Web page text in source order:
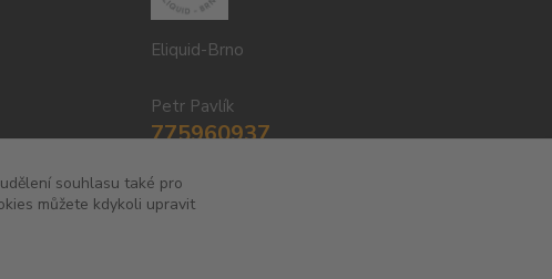
Eliquid-Brno
Petr Pavlík
775960937
info@eliquid-brno.cz
souhlasu také pro
můžete kdykoli upravit